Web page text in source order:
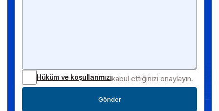
Hüküm ve koşullarımızıkabul ettiğinizi onaylayın.
Gönder